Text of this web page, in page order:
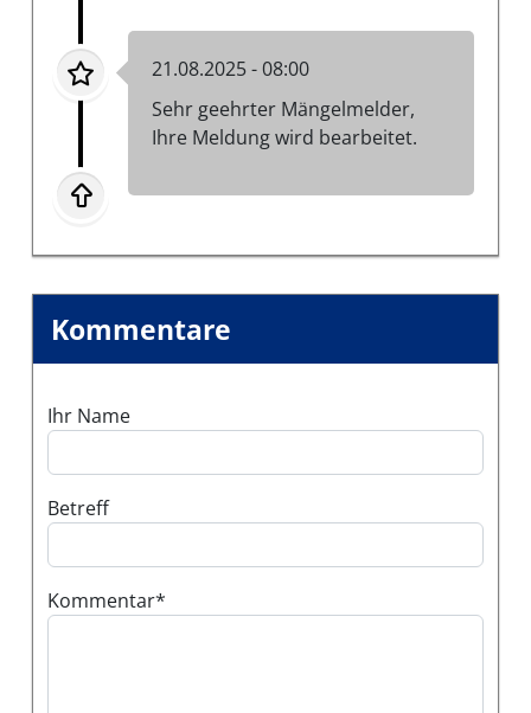
21.08.2025 - 08:00
Sehr geehrter Mängelmelder,
Ihre Meldung wird bearbeitet.
Kommentare
Ihr Name
Betreff
Kommentar